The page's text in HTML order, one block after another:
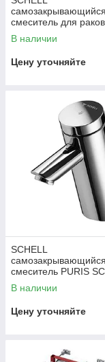
самозакрывающийся
смеситель для
XERIS SC HD-M
В наличии
Цену уточняйте
SCHELL
самозакрывающийся
смеситель PURIS
В наличии
Цену уточняйте